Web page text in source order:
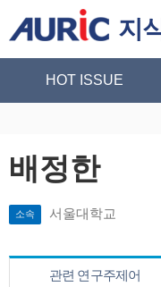
지
HOT ISSUE
배정한
소속 서울대학교
관련 연구주제어